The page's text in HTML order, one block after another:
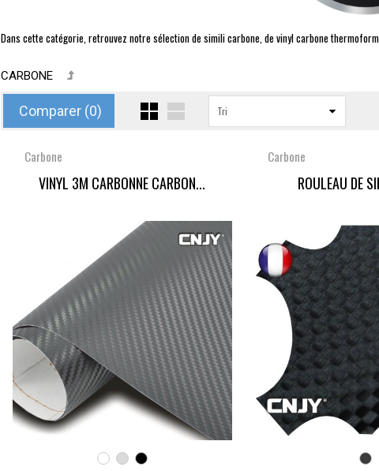
Dans cette catégorie, retrouvez notre sélection de simili carbone, de vinyl carbone
CARBONE
Comparer (0) Tri
Carbone
VINYL 3M CARBONNE CARBON...
Carbone
ROULEAU DE